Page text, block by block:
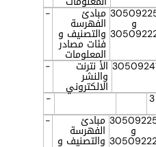
و
مبادئ
الفهرسة
والتصنيف و
فئات مصادر
المعلومات
-
الأ نترنت
والنشر
الالكتروني
-
3
-
و
مبادئ
الفهرسة
والتصنيف و
-